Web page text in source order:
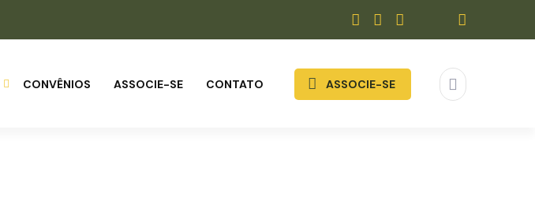
CONVÊNIOS ASSOCIE-SE CONTATO ASSOCIE-SE